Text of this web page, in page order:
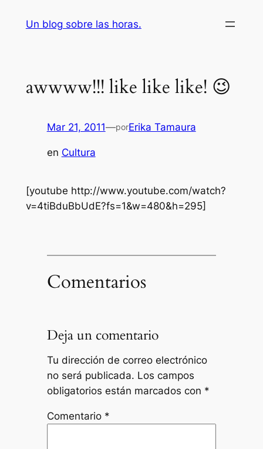
Un blog sobre las horas.
awwww!!! like like like! 😉
Mar 21, 2011—porErika Tamaura
en Cultura
[youtube http://www.youtube.com/watch?
v=4tiBduBbUdE?fs=1&w=480&h=295]
Comentarios
Deja un comentario
Tu dirección de correo electrónico
no será publicada. Los campos
obligatorios están marcados con *
Comentario *